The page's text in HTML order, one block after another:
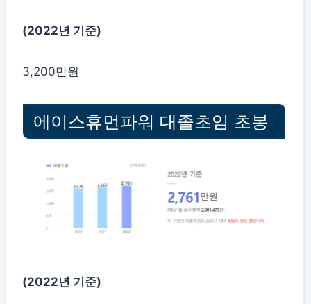
(2022년 기준)
3,200만원
에이스휴먼파워 대졸초임 초봉
(2022년 기준)